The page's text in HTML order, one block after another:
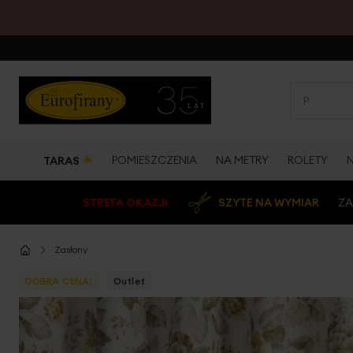
TARAS ☀ POMIESZCZENIA NA METRY ROLETY
STREFA OKAZJI SZYTE NA WYMIAR
Zasłony
Przejdź
na
koniec
DOBRA CENA! Outlet